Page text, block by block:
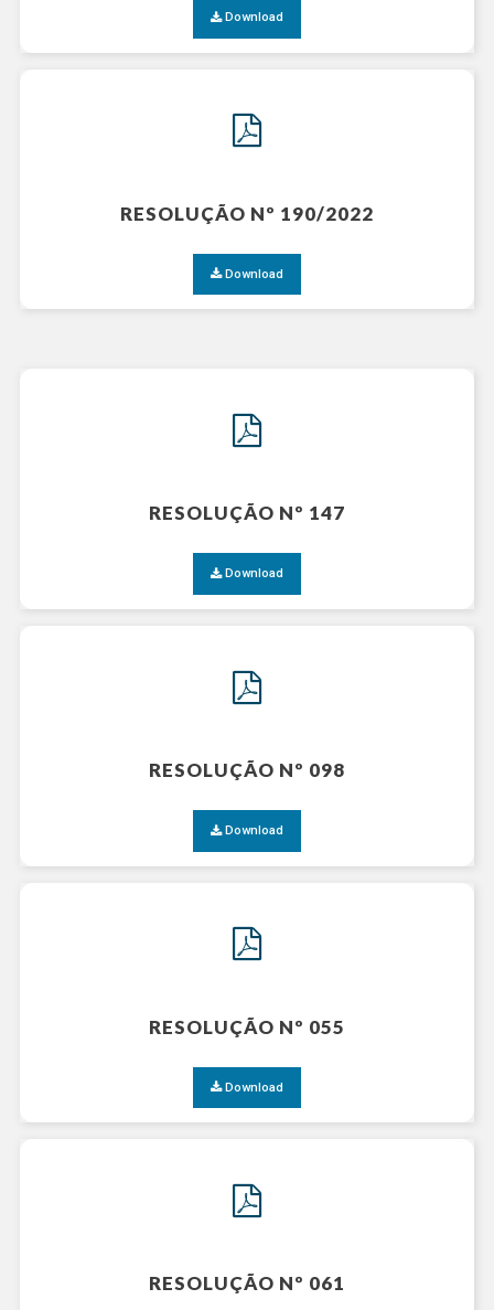
Download
RESOLUÇÃO Nº 190/2022
Download
RESOLUÇÃO Nº 147
Download
RESOLUÇÃO Nº 098
Download
RESOLUÇÃO Nº 055
Download
RESOLUÇÃO Nº 061